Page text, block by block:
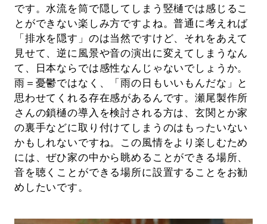
です。水流を筒で隠してしまう竪樋では感じるこ
とができない楽しみ方ですよね。普通に考えれば
「排水を隠す」のは当然ですけど、それをあえて
見せて、逆に風景や音の演出に変えてしまうなん
て、日本ならでは感性なんじゃないでしょうか。
雨＝憂鬱ではなく、「雨の日もいいもんだな」と
思わせてくれる存在感があるんです。瀬尾製作所
さんの鎖樋の導入を検討される方は、玄関とか家
の裏手などに取り付けてしまうのはもったいない
かもしれないですね。この風情をより楽しむため
には、ぜひ家の中から眺めることができる場所、
音を聴くことができる場所に設置することをお勧
めしたいです。